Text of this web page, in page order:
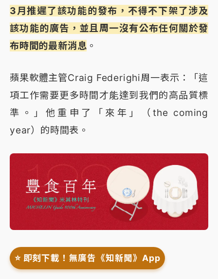
3月推遲了該功能的發布，不得不下架了涉及
該功能的廣告，並且周一沒有公布任何關於發
布時間的最新消息 。
蘋果軟體主管Craig Federighi周一表示：「這
項工作需要更多時間才能達到我們的高品質標
準。」他重申了「來年」（the coming
year）的時間表。
⭐️ 即刻下載！無廣告《知新聞》App